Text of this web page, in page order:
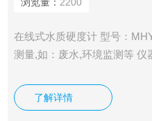
在线式水质硬度计 型号：
测量,如：废水,环境监测等 仪
继电器,继电器大承受电压及
了解详情